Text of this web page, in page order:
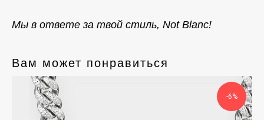
Мы в ответе за твой стиль, Not Blanc!
Вам может понравиться
-6%